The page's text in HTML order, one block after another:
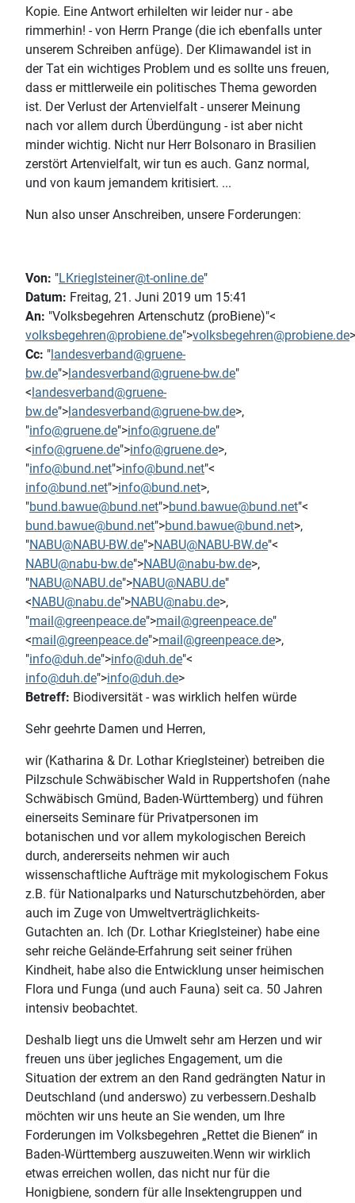
Kopie. Eine Antwort erhilelten wir leider nur - abe
rimmerhin! - von Herrn Prange (die ich ebenfalls unter
unserem Schreiben anfüge). Der Klimawandel ist in
der Tat ein wichtiges Problem und es sollte uns freuen,
dass er mittlerweile ein politisches Thema geworden
ist. Der Verlust der Artenvielfalt - unserer Meinung
nach vor allem durch Überdüngung - ist aber nicht
minder wichtig. Nicht nur Herr Bolsonaro in Brasilien
zerstört Artenvielfalt, wir tun es auch. Ganz normal,
und von kaum jemandem kritisiert. ...
Nun also unser Anschreiben, unsere Forderungen:
Von: "LKrieglsteiner@t-online.de"
Datum: Freitag, 21. Juni 2019 um 15:41
An: "Volksbegehren Artenschutz (proBiene)"<
volksbegehren@probiene.de">volksbegehren@probiene.de>
Cc: "landesverband@gruene-
bw.de">landesverband@gruene-bw.de"
<landesverband@gruene-
bw.de">landesverband@gruene-bw.de>,
"info@gruene.de">info@gruene.de"
<info@gruene.de">info@gruene.de>,
"info@bund.net">info@bund.net"<
info@bund.net">info@bund.net>,
"bund.bawue@bund.net">bund.bawue@bund.net"<
bund.bawue@bund.net">bund.bawue@bund.net>,
"NABU@NABU-BW.de">NABU@NABU-BW.de"<
NABU@nabu-bw.de">NABU@nabu-bw.de>,
"NABU@NABU.de">NABU@NABU.de"
<NABU@nabu.de">NABU@nabu.de>,
"mail@greenpeace.de">mail@greenpeace.de"
<mail@greenpeace.de">mail@greenpeace.de>,
"info@duh.de">info@duh.de"<
info@duh.de">info@duh.de>
Betreff: Biodiversität - was wirklich helfen würde
Sehr geehrte Damen und Herren,
wir (Katharina & Dr. Lothar Krieglsteiner) betreiben die
Pilzschule Schwäbischer Wald in Ruppertshofen (nahe
Schwäbisch Gmünd, Baden-Württemberg) und führen
einerseits Seminare für Privatpersonen im
botanischen und vor allem mykologischen Bereich
durch, andererseits nehmen wir auch
wissenschaftliche Aufträge mit mykologischem Fokus
z.B. für Nationalparks und Naturschutzbehörden, aber
auch im Zuge von Umweltverträglichkeits-
Gutachten an. Ich (Dr. Lothar Krieglsteiner) habe eine
sehr reiche Gelände-Erfahrung seit seiner frühen
Kindheit, habe also die Entwicklung unser heimischen
Flora und Funga (und auch Fauna) seit ca. 50 Jahren
intensiv beobachtet.
Deshalb liegt uns die Umwelt sehr am Herzen und wir
freuen uns über jegliches Engagement, um die
Situation der extrem an den Rand gedrängten Natur in
Deutschland (und anderswo) zu verbessern.Deshalb
möchten wir uns heute an Sie wenden, um Ihre
Forderungen im Volksbegehren „Rettet die Bienen“ in
Baden-Württemberg auszuweiten.Wenn wir wirklich
etwas erreichen wollen, das nicht nur für die
Honigbiene, sondern für alle Insektengruppen und